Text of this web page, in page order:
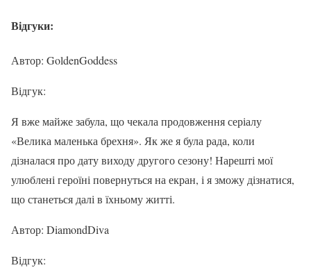
Відгуки:
Автор: GoldenGoddess
Відгук:
Я вже майже забула, що чекала продовження серіалу
«Велика маленька брехня». Як же я була рада, коли
дізналася про дату виходу другого сезону! Нарешті мої
улюблені героїні повернуться на екран, і я зможу дізнатися,
що станеться далі в їхньому житті.
Автор: DiamondDiva
Відгук: